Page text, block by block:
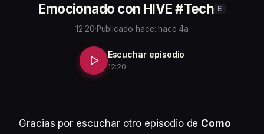
Emocionado con HIVE #Tech E
12:20·Publicado hace: hace 4a
Escuchar episodio
12:20
Gracias por escuchar otro episodio de Como